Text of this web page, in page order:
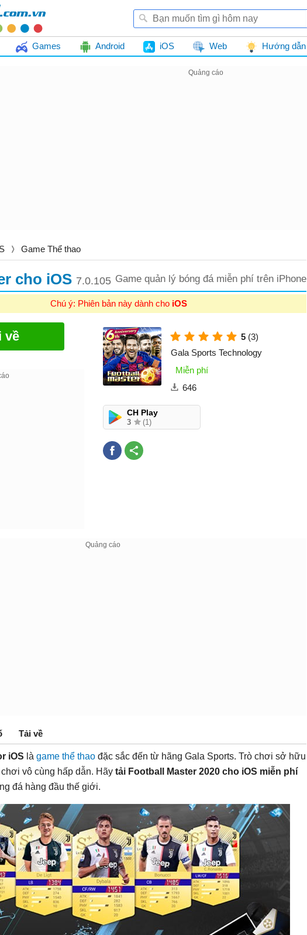
Games Android iOS Web Hướng dẫn
Game Thể thao
cho iOS 7.0.105 Game quản lý bóng đá miễn phí trên iPhone
Chú ý: Phiên bản này dành cho iOS
về 5 (3)
Gala Sports Technology
Miễn phí
646
CH Play
3 (1)
Tải về
iOS là game thể thao đặc sắc đến từ hãng Gala Sports. Trò chơi sở hữu
vô cùng hấp dẫn. Hãy tải Football Master 2020 cho iOS miễn phí
đá hàng đầu thế giới.